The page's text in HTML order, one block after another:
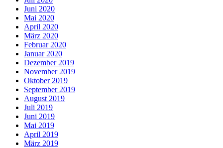
Juni 2020
Mai 2020
April 2020
März 2020
Februar 2020
Januar 2020
Dezember 2019
November 2019
Oktober 2019
September 2019
August 2019
Juli 2019
Juni 2019
Mai 2019
April 2019
März 2019